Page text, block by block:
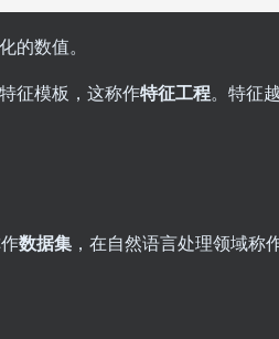
的数值。
征模板，这称作特征工程。特征
数据集 ，在自然语言处理领域称